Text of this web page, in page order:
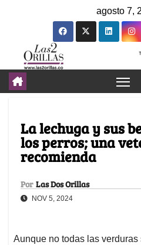
agosto 7,
La lechuga y sus
los perros; una
recomienda
Por Las Dos Orillas
NOV 5, 2024
Aunque no todas las